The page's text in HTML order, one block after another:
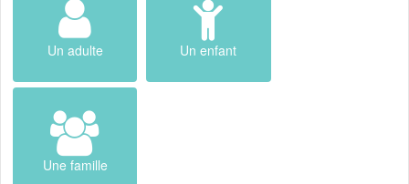
Un adulte Un enfant
Une famille